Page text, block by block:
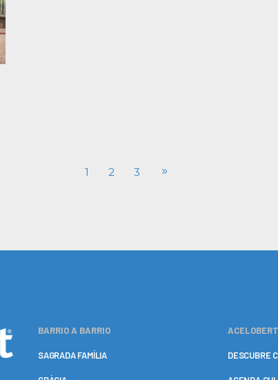
1 2 3
BARRIO A BARRIO
SAGRADA FAMÍLIA
ACELOBERT
DESCUBRE